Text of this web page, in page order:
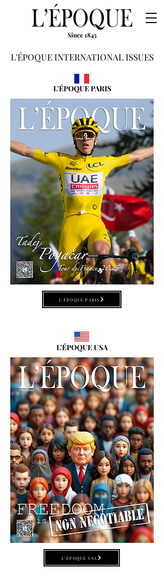
Since 1845
L'ÉPOQUE INTERNATIONAL ISSUES
L'ÉPOQUE PARIS
L'ÉPOQUE PARIS
L'ÉPOQUE USA
L'ÉPOQUE USA